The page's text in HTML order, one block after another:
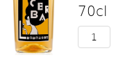
70cl